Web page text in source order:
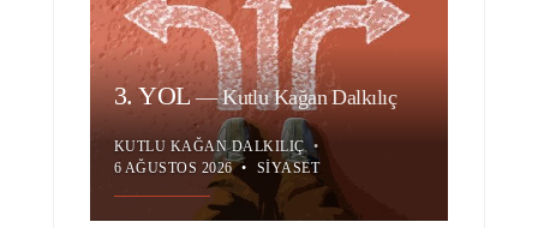
3. YOL—Kutlu Kağan Dalkılıç
KUTLU KAĞAN DALKILIÇ •
6 AĞUSTOS 2026 • SIYASET